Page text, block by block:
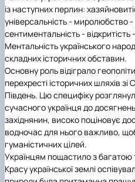
із наступних перлин:
універсальність - миролюбство -
сентиментальність - відкритість
Ментальність українського
складних історичних обставин.
Основну роль відіграло
перехресті історичних шляхів зі
Південь. Цю специфіку
сучасного українця до
західнянин, високо поціновує
водночас для нього важливо,
гуманістичних цілей.
Українцям пощастило з багатою
Красу української землі